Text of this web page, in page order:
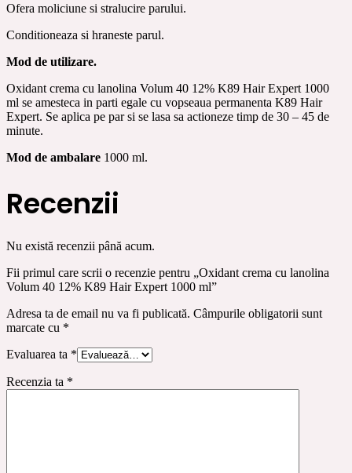
Ofera moliciune si stralucire parului.
Conditioneaza si hraneste parul.
Mod de utilizare.
Oxidant crema cu lanolina Volum 40 12% K89 Hair Expert 1000
ml se amesteca in parti egale cu vopseaua permanenta K89 Hair
Expert. Se aplica pe par si se lasa sa actioneze timp de 30 – 45 de
minute.
Mod de ambalare 1000 ml.
Recenzii
Nu există recenzii până acum.
Fii primul care scrii o recenzie pentru „Oxidant crema cu lanolina
Volum 40 12% K89 Hair Expert 1000 ml”
Adresa ta de email nu va fi publicată. Câmpurile obligatorii sunt
marcate cu *
Evaluarea ta *
Recenzia ta *